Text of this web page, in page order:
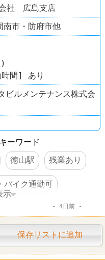
社 広島支店
市・防府市他
間] あり
ビルメンテナンス株式会
ーワード
徳山駅 残業あり
バイク通勤可
示
4日前
保存リストに追加